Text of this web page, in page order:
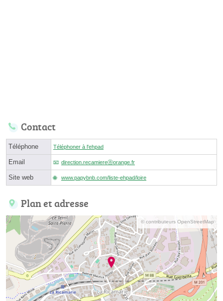
Contact
Téléphone Téléphoner à l'ehpad
Email direction.recamiereⓐorange.fr
Site web www.papybnb.com/liste-ehpad/loire
Plan et adresse
© contributeurs OpenStreetMap